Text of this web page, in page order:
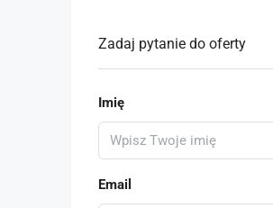
Zadaj pytanie do oferty
Imię
Email